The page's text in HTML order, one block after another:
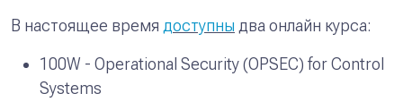
В настоящее время доступны два онлайн курса:
100W - Operational Security (OPSEC) for Control
Systems